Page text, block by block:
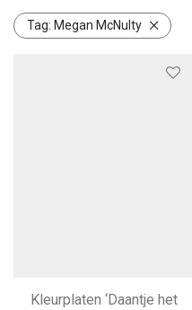
Tag: Megan McNulty
Kleurplaten ‘Daantje het